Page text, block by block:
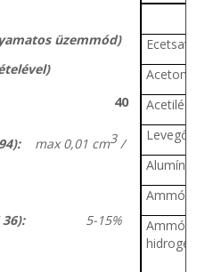
üzemmód)
max 0,01 cm3/
5-15%
Ecetsav
Aceton
Acetilén
Levegő
Ammónia